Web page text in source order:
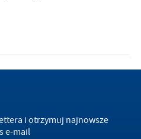
i otrzymuj najnowsze
e-mail